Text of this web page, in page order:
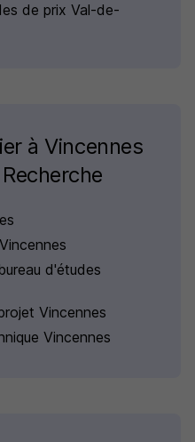
de prix Val-de-
à Vincennes
d'études
Vincennes
Vincennes